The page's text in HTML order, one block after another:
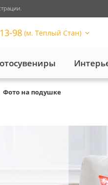
98 (м. Тёплый Стан)
Фото на подушке